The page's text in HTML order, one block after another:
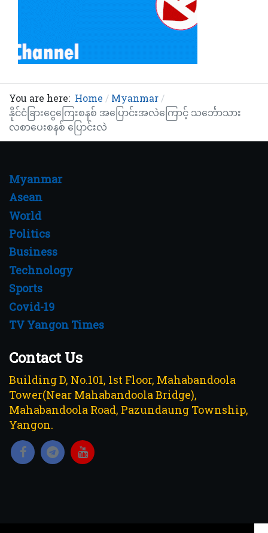
You are here: Home
Myanmar
နိုင်ငံခြားငွေကြေးစနစ် အပြောင်းအလဲကြောင့် သင်္ဘောသား
လစာပေးစနစ် ပြောင်းလဲ
Myanmar
Asean
World
Politics
Business
Technology
Sports
Covid-19
TV Yangon Times
Contact Us
Building D, No.101, 1st Floor, Mahabandoola
Tower(Near Mahabandoola Bridge),
Mahabandoola Road, Pazundaung Township,
Yangon.